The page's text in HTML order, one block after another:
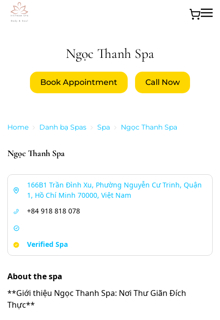
Ngọc Thanh Spa
Book Appointment Call Now
Home Danh bạ Spas Spa Ngọc Thanh Spa
Ngọc Thanh Spa
166B1 Trần Đình Xu, Phường Nguyễn Cư Trinh, Quận
1, Hồ Chí Minh 70000, Việt Nam
+84 918 818 078
Verified Spa
About the spa
**Giới thiệu Ngọc Thanh Spa: Nơi Thư Giãn Đích
Thực**